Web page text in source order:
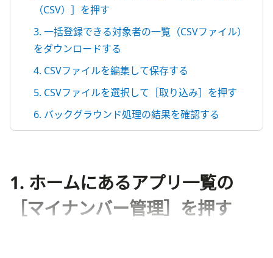
（CSV）］を押す
3. 一括登録できる対象者の一覧（CSVファイル）
をダウンロードする
4. CSVファイルを編集して保存する
5. CSVファイルを選択して［取り込み］を押す
6. バックグラウンド処理の結果を確認する
1. ホームにあるアプリ一覧の
［マイナンバー管理］を押す